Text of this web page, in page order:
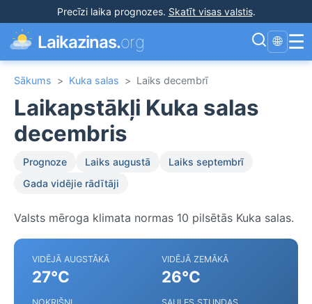
Precīzi laika prognozes. Skatīt visas valstis.
Laikazinas.org 🌐 ☰
Sākums > Kuka salas > Laiks decembrī
Laikapstākļi Kuka salas
decembris
Prognoze Laiks augustā
Laiks septembrī
Gada vidējie rādītāji
Valsts mēroga klimata normas 10 pilsētās Kuka salas.
VIDĒJĀ AUGSTĀKĀ
27°C
VIDĒJĀ ZEMĀKĀ
26°C